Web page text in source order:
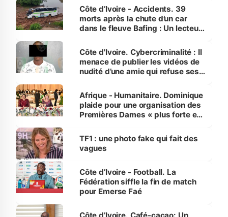
Côte d’Ivoire - Accidents. 39
morts après la chute d’un car
dans le fleuve Bafing : Un lecteur
des Transports
Côte d'Ivoire. Cybercriminalité : Il
menace de publier les vidéos de
nudité d’une amie qui refuse ses
Afrique - Humanitaire. Dominique
plaide pour une organisation des
Premières Dames « plus forte et
sur la scène internationale »
TF1 : une photo fake qui fait des
vagues
Côte d’Ivoire - Football. La
Fédération siffle la fin de match
pour Emerse Faé